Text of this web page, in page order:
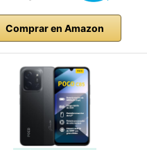
Comprar en Amazon